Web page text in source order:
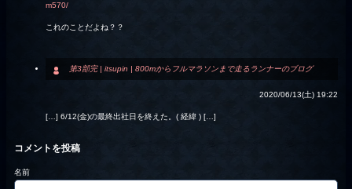
m570/
これのことだよね？？
第3部完 | itsupin | 800mからフルマラソンまで走るランナーのブログ
2020/06/13(土) 19:22
[…] 6/12(金)の最終出社日を終えた。( 経緯 ) […]
コメントを投稿
名前